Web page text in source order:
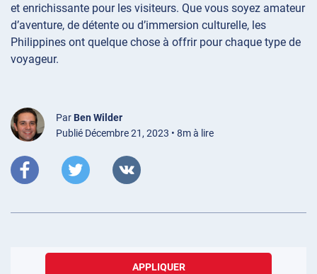
et enrichissante pour les visiteurs. Que vous soyez amateur
d’aventure, de détente ou d’immersion culturelle, les
Philippines ont quelque chose à offrir pour chaque type de
voyageur.
Par Ben Wilder
Publié Décembre 21, 2023 • 8m à lire
APPLIQUER